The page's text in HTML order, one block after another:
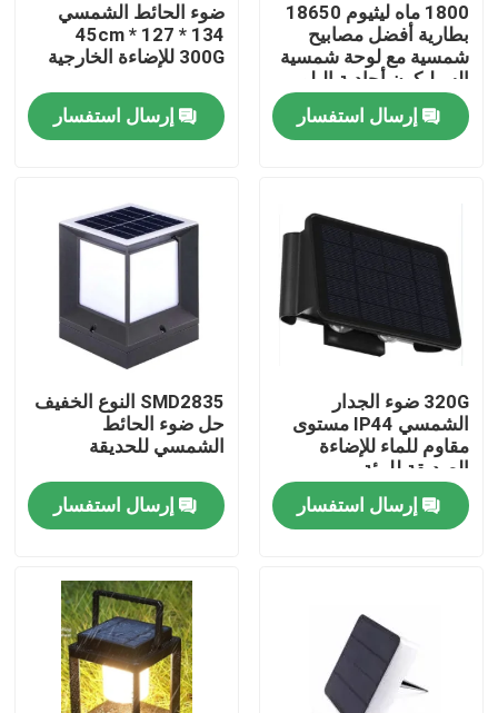
بيت
منتجات
عرض الواقع الافتراضي
معلومات عنا
جولة في المعمل
رقابة جودة
اطلب اقتباس
مصابيح عمل LED محمولة
1800 ماه ليثيوم 18650
بطارية أفضل مصابيح
شمسية مع لوحة شمسية
السيليكون أحادية البلور
إرسال استفسار
ضوء الحائط الشمسي
134 * 127 * 45cm
300G للإضاءة الخارجية
إرسال استفسار
320G ضوء الجدار
الشمسي IP44 مستوى
مقاوم للماء للإضاءة
الصديقة للبيئة
إرسال استفسار
SMD2835 النوع الخفيف
حل ضوء الحائط
الشمسي للحديقة
إرسال استفسار